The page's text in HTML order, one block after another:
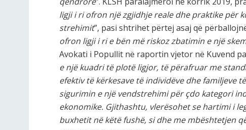
ligji i ri ofron një zgjidhje reale dhe praktike për
strehimit”, pasi shtrihet përtej asaj që
ofron ligji i ri e bën më riskoz zbatimin e një
Avokati i Popullit në raportin vjetor në Kuvend
e një kuadri të plotë ligjor, të përafruar me
efektiv të kërkesave të individëve dhe familjeve
sigurimin e një vendstrehimi për çdo kategori
ekonomike. Gjithashtu, vlerësohet se hartimi i
buxhetit në këtë fushë, si dhe me mbështetjen